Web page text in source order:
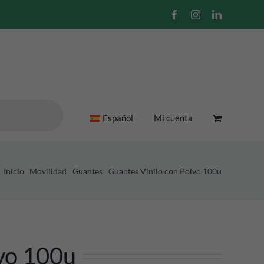
FacebookInstagramLinkedIn
Español Mi cuenta
Inicio Movilidad Guantes Guantes Vinilo con Polvo 100u
100u